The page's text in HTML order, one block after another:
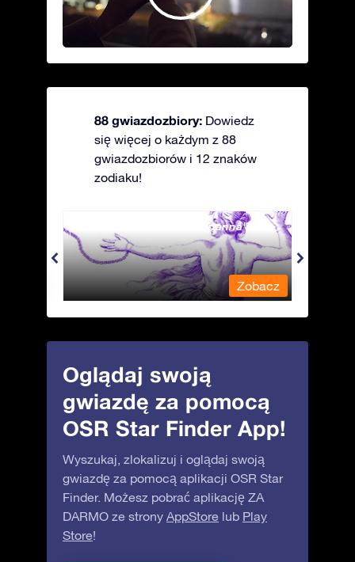
88 gwiazdozbiory: Dowiedz
się więcej o każdym z 88
gwiazdozbiorów i 12 znaków
zodiaku!
Andromeda - Związana panna
Zobacz
Oglądaj swoją
gwiazdę za pomocą
OSR Star Finder App!
Wyszukaj, zlokalizuj i oglądaj swoją
gwiazdę za pomocą aplikacji OSR Star
Finder. Możesz pobrać aplikację ZA
DARMO ze strony AppStore lub Play
Store!